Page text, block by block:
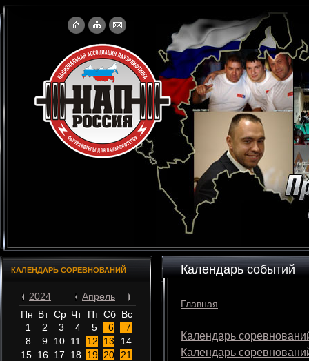
КАЛЕНДАРЬ СОРЕВНОВАНИЙ
2024
Апрель
Пн Вт Ср Чт Пт Сб Вс
1
2 3 4 5 6
7
8
9 10 11 12 13
14
15 16 17 18 19 20
21
Календарь событий
Главная
Календарь
Календарь